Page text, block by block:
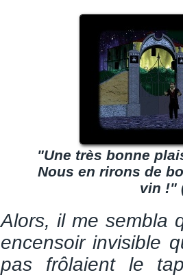
"Une très bonne
Nous en rirons de
vin !"
Alors, il me sembla
encensoir invisible
pas frôlaient le